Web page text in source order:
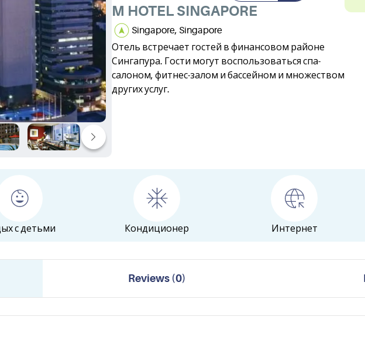
M HOTEL SINGAPORE
Singapore, Singapore
Отель встречает гостей в финансовом районе
Сингапура. Гости могут воспользоваться спа-
салоном, фитнес-залом и бассейном и множеством
других услуг.
с детьми Кондиционер Интернет
Reviews(0)